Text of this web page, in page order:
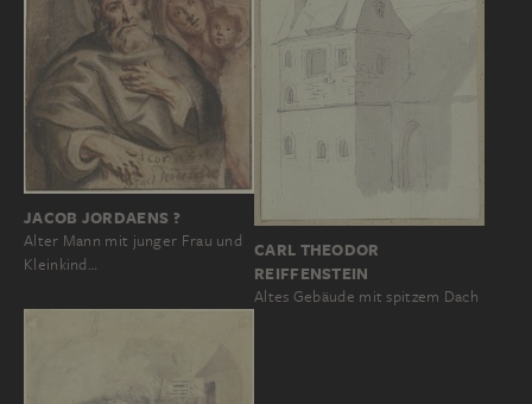
JACOB JORDAENS ?
Alter Mann mit junger Frau und
Kleinkind…
CARL THEODOR
REIFFENSTEIN
Altes Gebäude mit spitzem Dach